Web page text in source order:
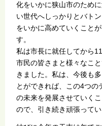
化をいかに狭山市のため
い世代へしっかりとバト
をいかに高めていくこと
す。
私は市長に就任してから
市民の皆さまと様々なこ
きました。私は、今後も
とができれば、この4つ
の未来を発展させていく
ので、引き続き頑張ってい